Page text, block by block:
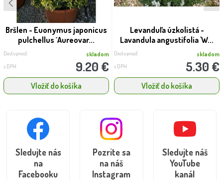
Bršlen - Euonymus japonicus
pulchellus ´Aureovar...
Dostupnosť: skladom
s DPH 9.20 €
Vložiť do košíka
Levanduľa úzkolistá -
Lavandula angustifolia 'W...
Dostupnosť: skladom
s DPH 5.30 €
Vložiť do košíka
Sledujte nás
na
Facebooku
Pozrite sa
na náš
Instagram
Sledujte náš
YouTube
kanál